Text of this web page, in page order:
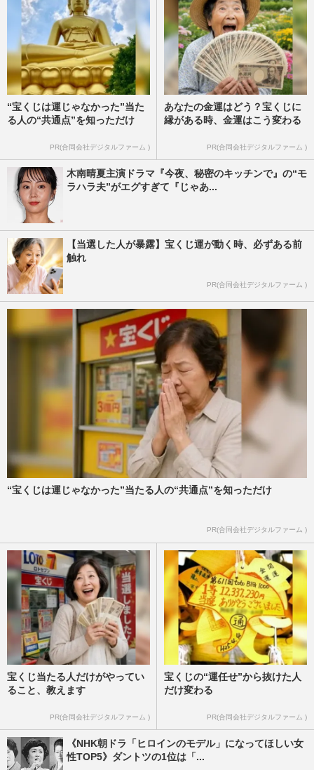
“宝くじは運じゃなかった”当た
る人の“共通点”を知っただけ
PR(合同会社デジタルファーム )
あなたの金運はどう？宝くじに
縁がある時、金運はこう変わる
PR(合同会社デジタルファーム )
木南晴夏主演ドラマ『今夜、秘密のキッチンで』の“モ
ラハラ夫”がエグすぎて『じゃあ...
【当選した人が暴露】宝くじ運が動く時、必ずある前
触れ
PR(合同会社デジタルファーム )
“宝くじは運じゃなかった”当たる人の“共通点”を知っただけ
PR(合同会社デジタルファーム )
宝くじ当たる人だけがやってい
ること、教えます
PR(合同会社デジタルファーム )
宝くじの“運任せ”から抜けた人
だけ変わる
PR(合同会社デジタルファーム )
《NHK朝ドラ「ヒロインのモデル」になってほしい女
性TOP5》ダントツの1位は「...